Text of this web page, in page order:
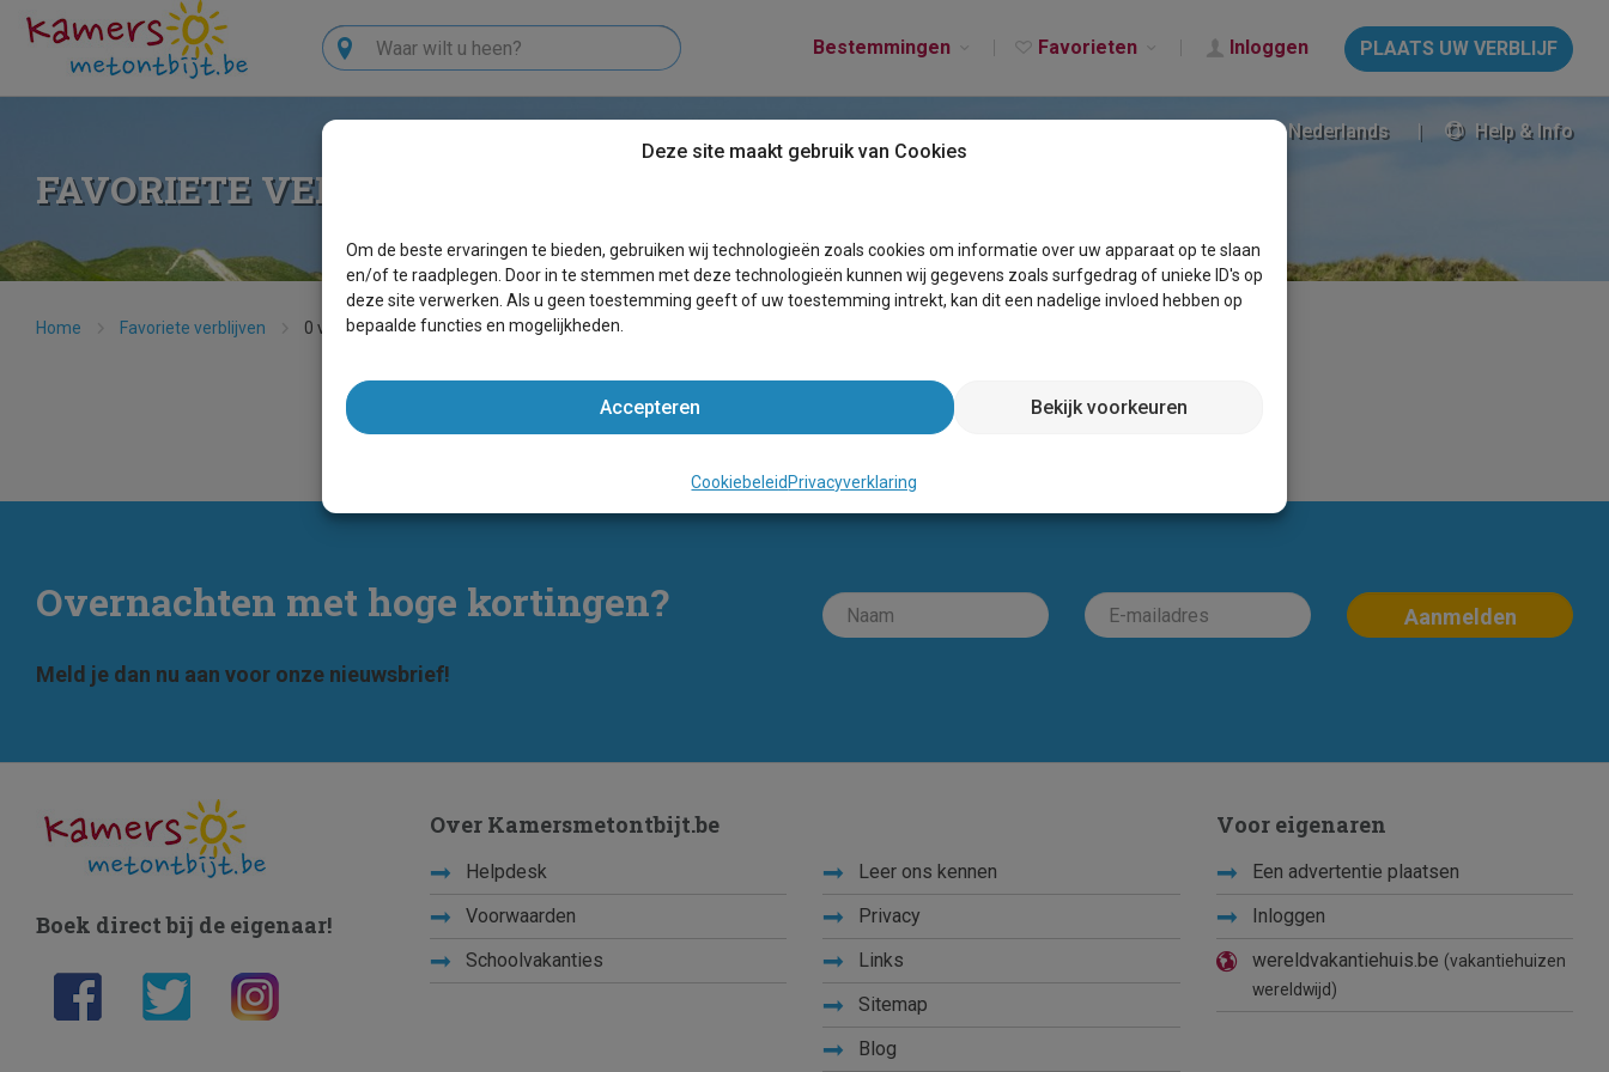
Bestemmingen Favorieten Inloggen PLAATS UW VERBLIJF
Zoeken
Nederlands Help & Info
FAVORIETE VERBLIJVEN
Home Favoriete verblijven 0 verblijven
Favoriete vakantieverblijven
U hebt nog geen favoriete verblijven.
Overnachten met hoge kortingen?
Meld je dan nu aan voor onze nieuwsbrief!
Deze site maakt gebruik van Cookies
Om de beste ervaringen te bieden, gebruiken wij technologieën zoals cookies om informatie over uw apparaat op te slaan
en/of te raadplegen. Door in te stemmen met deze technologieën kunnen wij gegevens zoals surfgedrag of unieke ID's op
deze site verwerken. Als u geen toestemming geeft of uw toestemming intrekt, kan dit een nadelige invloed hebben op
bepaalde functies en mogelijkheden.
Accepteren Bekijk voorkeuren
Cookiebeleid Privacyverklaring
Boek direct bij de eigenaar!
Over Kamersmetontbijt.be
Helpdesk
Voorwaarden
Schoolvakanties
Leer ons kennen
Privacy
Links
Sitemap
Blog
Voor eigenaren
Een advertentie plaatsen
Inloggen
wereldvakantiehuis.be (vakantiehuizen
wereldwijd)